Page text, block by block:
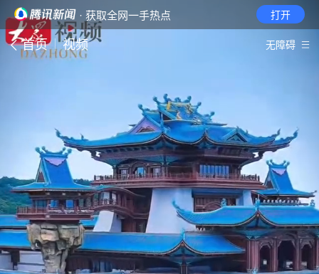
· 获取全网一手热点 打开
首页 视频 无障碍